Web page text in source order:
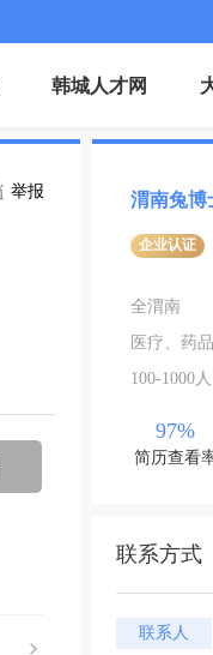
韩城人才网
举报 渭南兔博
企业认证
全渭南
医疗、药
100-1000人
97%
简历查看
联系方式
联系人